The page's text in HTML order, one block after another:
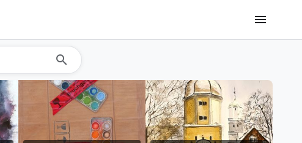
menu
search